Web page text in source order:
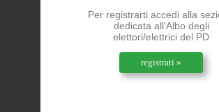
Per registrarti accedi alla
dedicata all'Albo degli
elettori/elettrici del PD